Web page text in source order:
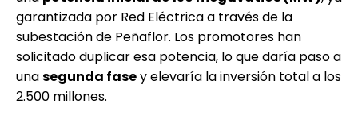
garantizada por Red Eléctrica a través de la
subestación de Peñaflor. Los promotores han
solicitado duplicar esa potencia, lo que daría paso a
unasegunda fasey elevaría la inversión total a los
2.500 millones.